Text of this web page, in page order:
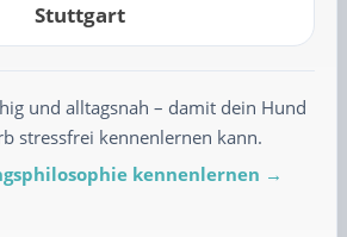
Stuttgart
und alltagsnah – damit dein Hund
stressfrei kennenlernen kann.
kennenlernen →